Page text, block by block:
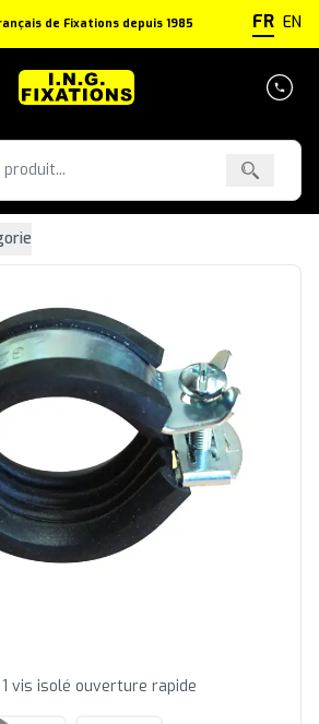
de Fixations depuis 1985 FR EN
vis isolé ouverture rapide